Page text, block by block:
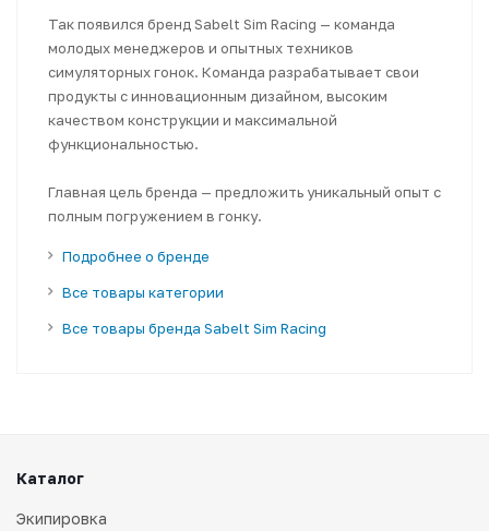
Так появился бренд Sabelt Sim Racing — команда
молодых менеджеров и опытных техников
симуляторных гонок. Команда разрабатывает свои
продукты с инновационным дизайном, высоким
качеством конструкции и максимальной
функциональностью.
Главная цель бренда — предложить уникальный опыт с
полным погружением в гонку.
Подробнее о бренде
Все товары категории
Все товары бренда Sabelt Sim Racing
Каталог
Экипировка